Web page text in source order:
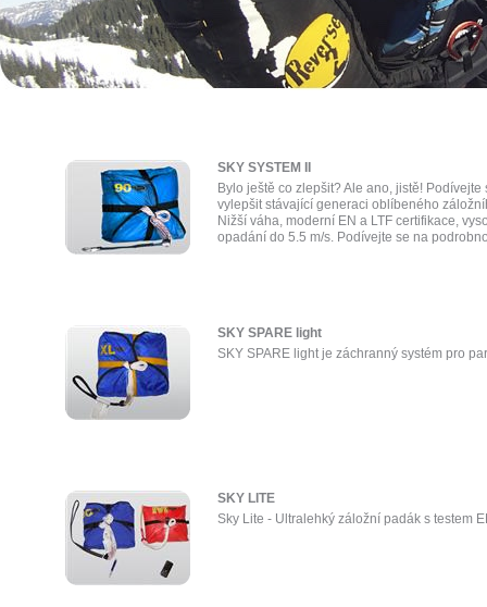
SKY SYSTEM II
Bylo ještě co zlepšit? Ale ano, jistě!
vylepšit stávající generaci oblíbeného
Nižší váha, moderní EN a LTF certifikace,
opadání do 5.5 m/s. Podívejte se na
SKY SPARE light
SKY SPARE light je záchranný systém pro
SKY LITE
Sky Lite - Ultralehký záložní padák s testem